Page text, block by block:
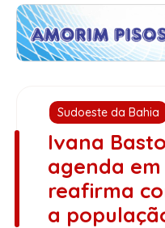
Sudoeste da Bahia
Ivana
agenda em
reafirma
a